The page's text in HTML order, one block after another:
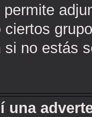
si no estás
una